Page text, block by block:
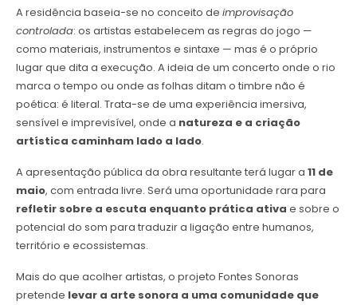
A residência baseia-se no conceito de improvisação
controlada: os artistas estabelecem as regras do jogo —
como materiais, instrumentos e sintaxe — mas é o próprio
lugar que dita a execução. A ideia de um concerto onde o rio
marca o tempo ou onde as folhas ditam o timbre não é
poética: é literal. Trata-se de uma experiência imersiva,
sensível e imprevisível, onde a natureza e a criação
artística caminham lado a lado.
A apresentação pública da obra resultante terá lugar a 11 de
maio, com entrada livre. Será uma oportunidade rara para
refletir sobre a escuta enquanto prática ativa e sobre o
potencial do som para traduzir a ligação entre humanos,
território e ecossistemas.
Mais do que acolher artistas, o projeto Fontes Sonoras
pretende levar a arte sonora a uma comunidade que